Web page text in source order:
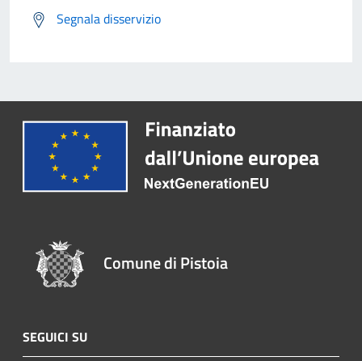
Segnala disservizio
Comune di Pistoia
SEGUICI SU